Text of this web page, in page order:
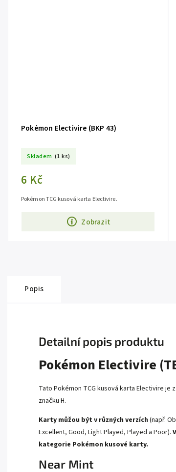
Pokémon Electivire (BKP 43)
Skladem (1 ks)
6 Kč
Zobrazit
Pokémon TCG kusová karta Electivire.
Popis
Detailní popis produktu
Pokémon Electivire
Tato Pokémon TCG kusová karta Electivire je
značku H.
Karty můžou být v různých verzích (např.
Excellent, Good, Light Played, Played a Poor).
kategorie Pokémon kusové karty.
Near Mint